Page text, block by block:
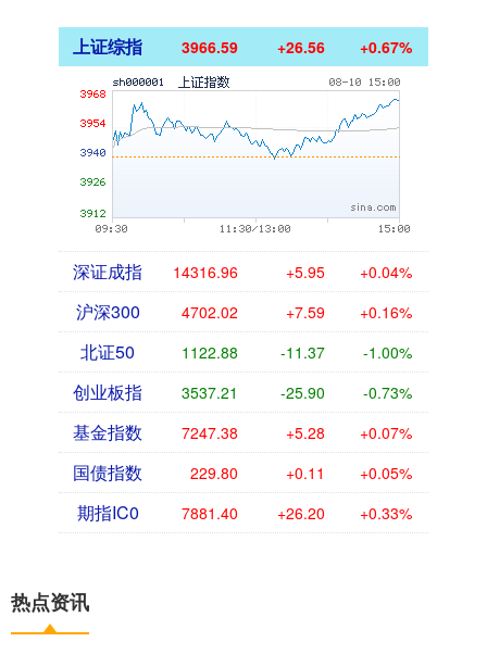
上证综指 3966.59 +26.56 +0.67%
深证成指 14316.96 +5.95 +0.04%
沪深300 4702.02 +7.59 +0.16%
北证50 1122.88 -11.37 -1.00%
创业板指 3537.21 -25.90 -0.73%
基金指数 7247.38 +5.28 +0.07%
国债指数 229.80 +0.11 +0.05%
期指IC0 7881.40 +26.20 +0.33%
热点资讯